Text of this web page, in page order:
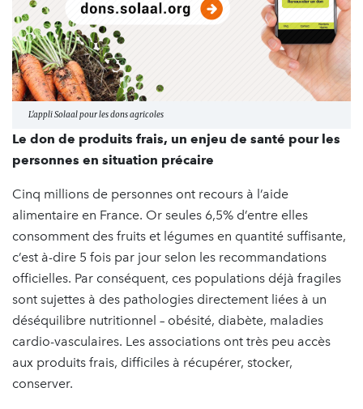
L'appli Solaal pour les dons agricoles
Le don de produits frais, un enjeu de santé pour les
personnes en situation précaire
Cinq millions de personnes ont recours à l’aide
alimentaire en France. Or seules 6,5% d’entre elles
consomment des fruits et légumes en quantité suffisante,
c’est à-dire 5 fois par jour selon les recommandations
officielles. Par conséquent, ces populations déjà fragiles
sont sujettes à des pathologies directement liées à un
déséquilibre nutritionnel – obésité, diabète, maladies
cardio-vasculaires. Les associations ont très peu accès
aux produits frais, difficiles à récupérer, stocker,
conserver.